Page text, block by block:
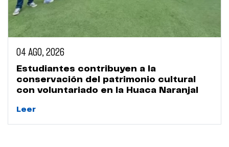
04 AGO, 2026
Estudiantes contribuyen a la
conservación del patrimonio cultural
con voluntariado en la Huaca Naranjal
Leer